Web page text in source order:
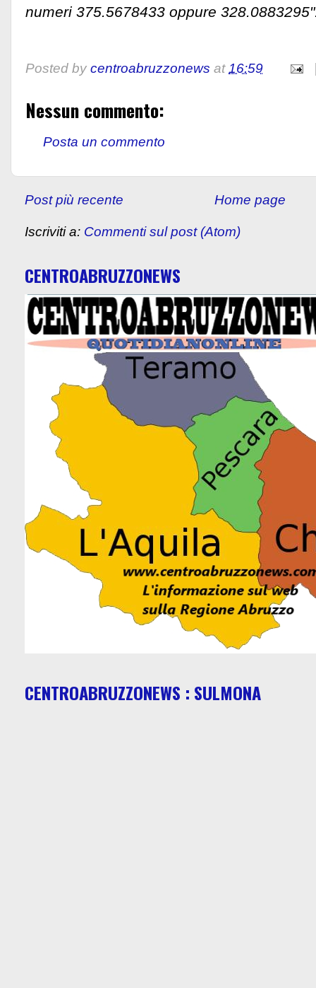
numeri 375.5678433 oppure
Posted by centroabruzzonews at16:59
Nessun commento:
Posta un commento
Post più recente Home page
Iscriviti a: Commenti sul post (Atom)
CENTROABRUZZONEWS
CENTROABRUZZONEWS : SULMONA